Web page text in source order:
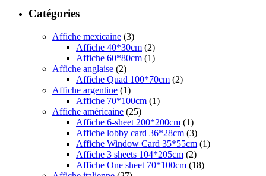
Catégories
Affiche mexicaine (3)
Affiche 40*30cm (2)
Affiche 60*80cm (1)
Affiche anglaise (2)
Affiche Quad 100*70cm (2)
Affiche argentine (1)
Affiche 70*100cm (1)
Affiche américaine (25)
Affiche 6-sheet 200*200cm (1)
Affiche lobby card 36*28cm (3)
Affiche Window Card 35*55cm (1)
Affiche 3 sheets 104*205cm (2)
Affiche One sheet 70*100cm (18)